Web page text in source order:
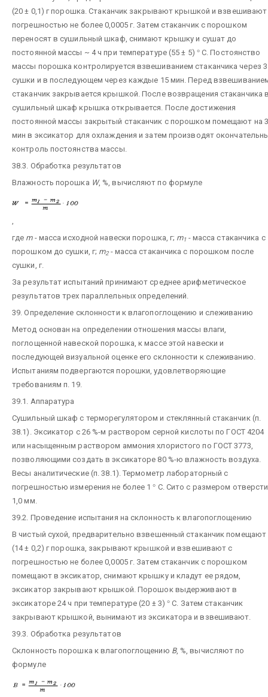
(20 ± 0,1) г порошка. Стаканчик закрывают крышкой и взвешивают
погрешностью не более 0,0005 г. Затем стаканчик с порошком
переносят в сушильный шкаф, снимают крышку и сушат до
постоянной массы ~ 4 ч при температуре (55 ± 5) °С. Постоянство
массы порошка контролируется взвешиванием стаканчика через
сушки и в последующем через каждые 15 мин. Перед
стаканчик закрывается крышкой. После возвращения стаканчика
сушильный шкаф крышка открывается. После достижения
постоянной массы закрытый стаканчик с порошком помещают на
мин в эксикатор для охлаждения и затем производят
контроль постоянства массы.
38.3. Обработка результатов
Влажность порошка W, %, вычисляют по формуле
,
где m- масса исходной навески порошка, г; m1 - масса стаканчика с
порошком до сушки, г; m2- масса стаканчика с порошком после
сушки, г.
За результат испытаний принимают среднее арифметическое
результатов трех параллельных определений.
39. Определение склонности к влагопоглощению и слеживанию
Метод основан на определении отношения массы влаги,
поглощенной навеской порошка, к массе этой навески и
последующей визуальной оценке его склонности к слеживанию.
Испытаниям подвергаются порошки, удовлетворяющие
требованиям п. 19.
39.1. Аппаратура
Сушильный шкаф с терморегулятором и стеклянный стаканчик (п.
38.1). Эксикатор с 26 %-м раствором серной кислоты по ГОСТ 4204
или насыщенным раствором аммония хлористого по ГОСТ 3773,
позволяющими создать в эксикаторе 80 %-ю влажность воздуха.
Весы аналитические (п. 38.1). Термометр лабораторный с
погрешностью измерения не более 1° С. Сито с размером
1,0 мм.
39.2. Проведение испытания на склонность к влагопоглощению
В чистый сухой, предварительно взвешенный стаканчик помещают
(14 ± 0,2) г порошка, закрывают крышкой и взвешивают с
погрешностью не более 0,0005 г. Затем стаканчик с порошком
помещают в эксикатор, снимают крышку и кладут ее рядом,
эксикатор закрывают крышкой. Порошок выдерживают в
эксикаторе 24 ч при температуре (20 ± 3)° С. Затем стаканчик
закрывают крышкой, вынимают из эксикатора и взвешивают.
39.3. Обработка результатов
Склонность порошка к влагопоглощению В, %, вычисляют по
формуле